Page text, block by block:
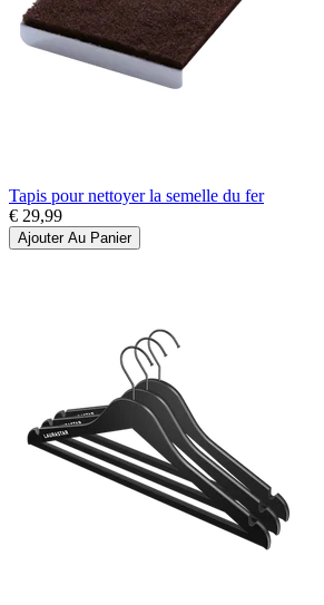
Tapis pour nettoyer la semelle du fer
€ 29,99
Ajouter Au Panier